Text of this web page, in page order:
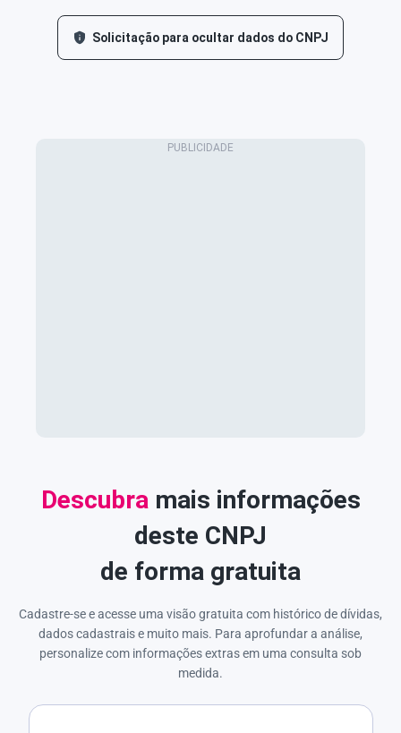
Solicitação para ocultar dados do CNPJ
Descubra mais informações
deste CNPJ
de forma gratuita
Cadastre-se e acesse uma visão gratuita com histórico de dívidas,
dados cadastrais e muito mais. Para aprofundar a análise,
personalize com informações extras em uma consulta sob
medida.